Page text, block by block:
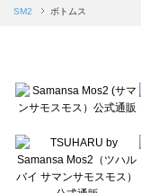
Samansa Mos2 blue（サマ
sō4ū（ソウフォーユー）の
Te chichi（テチチ）のボト
Te chichi CLASSIC（テチチ
Lugnoncure（ルノンキュー
BETTY'S BLUE（べティー
Wpc.（ワールドパーティー
SM2 ボトムス